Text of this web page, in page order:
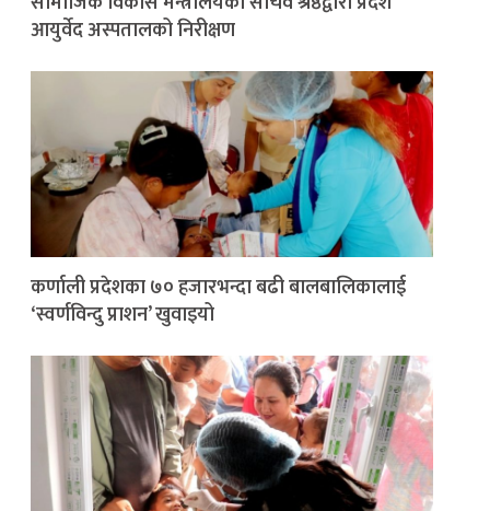
आयुर्वेद अस्पतालको निरीक्षण
कर्णाली प्रदेशका ७० हजारभन्दा बढी बालबालिकालाई
‘स्वर्णविन्दु प्राशन’ खुवाइयो